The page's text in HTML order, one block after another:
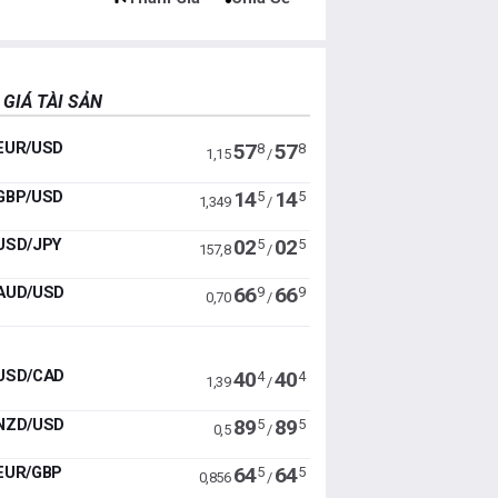
GIÁ TÀI SẢN
USD 1,15578/578
USD 1,349 145/ 145
JPY 157,8 025/ 025
USD 0,70 669/ 669
CAD 1,39404/404
USD 0,5 895/ 895
GBP 0,856 645/ 645